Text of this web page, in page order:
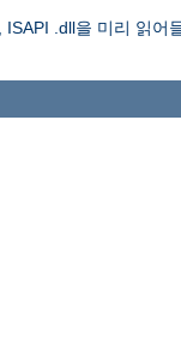
.dll을 미리 읽어